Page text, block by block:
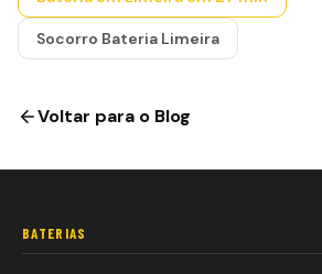
Socorro Bateria Limeira
Voltar para o Blog
BATERIAS